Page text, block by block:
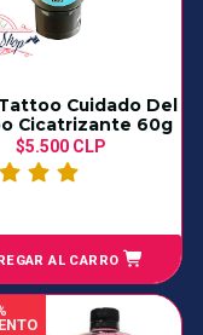
Cuidado Del
Cicatrizante 60g
$5.500 CLP
AL CARRO